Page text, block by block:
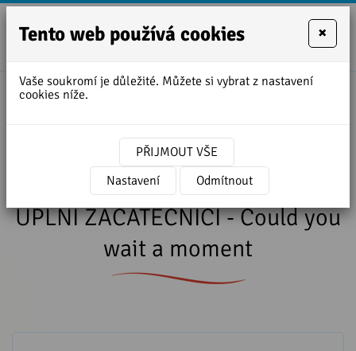
950
Úvodní stránka
ZAČÁTEČNÍCI - Could you wait a moment
LEKCE 14 - Kurz angličtiny
ÚPLNÍ ZAČÁTEČNÍCI - Could you
wait a moment
Tento web používá cookies ×
Vaše soukromí je důležité. Můžete si vybrat z nastavení
cookies níže.
PŘIJMOUT VŠE
Nastavení
Odmítnout